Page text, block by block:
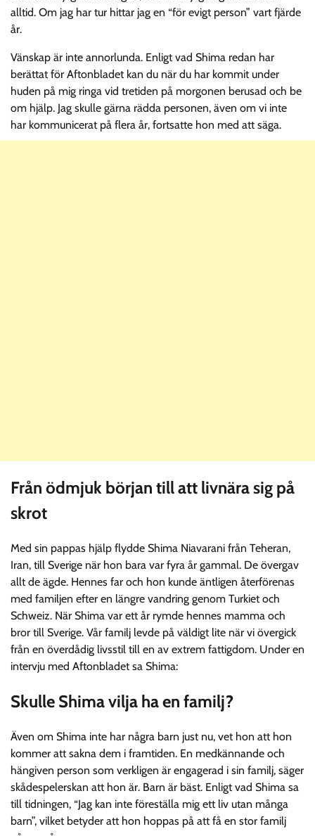
alltid. Om jag har tur hittar jag en “för evigt person” vart fjärde
år.
Vänskap är inte annorlunda. Enligt vad Shima redan har
berättat för Aftonbladet kan du när du har kommit under
huden på mig ringa vid tretiden på morgonen berusad och be
om hjälp. Jag skulle gärna rädda personen, även om vi inte
har kommunicerat på flera år, fortsatte hon med att säga.
Från ödmjuk början till att livnära sig på
skrot
Med sin pappas hjälp flydde Shima Niavarani från Teheran,
Iran, till Sverige när hon bara var fyra år gammal. De övergav
allt de ägde. Hennes far och hon kunde äntligen återförenas
med familjen efter en längre vandring genom Turkiet och
Schweiz. När Shima var ett år rymde hennes mamma och
bror till Sverige. Vår familj levde på väldigt lite när vi övergick
från en överdådig livsstil till en av extrem fattigdom. Under en
intervju med Aftonbladet sa Shima:
Skulle Shima vilja ha en familj?
Även om Shima inte har några barn just nu, vet hon att hon
kommer att sakna dem i framtiden. En medkännande och
hängiven person som verkligen är engagerad i sin familj, säger
skådespelerskan att hon är. Barn är bäst. Enligt vad Shima sa
till tidningen, “Jag kan inte föreställa mig ett liv utan många
barn”, vilket betyder att hon hoppas på att få en stor familj